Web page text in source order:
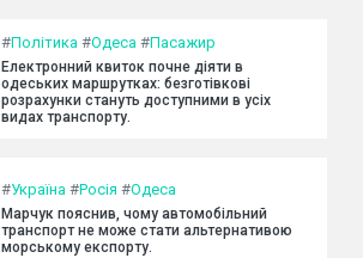
#Політика #Одеса #Пасажир
Електронний квиток почне діяти в
одеських маршрутках: безготівкові
розрахунки стануть доступними в усіх
видах транспорту.
#Україна #Росія #Одеса
Марчук пояснив, чому автомобільний
транспорт не може стати альтернативою
морському експорту.